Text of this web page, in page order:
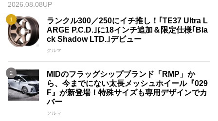
2026.08.08UP
ランクル300／250にイチ推し！｢TE37 Ultra L
ARGE P.C.D.｣に18インチ追加＆限定仕様｢Bla
ck Shadow LTD.｣デビュー
クルマ
MIDのフラッグシップブランド「RMP」か
ら、今までにない太長メッシュホイール『029
F』が新登場！特殊サイズも専用デザインでカ
バー
クルマ